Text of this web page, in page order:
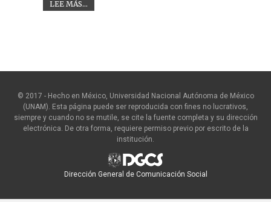
LEE MÁS...
© 2017 - Hecho en México, Universidad Nacional Autónoma de México
(UNAM). Esta página puede ser reproducida con fines no lucrativos,
siempre y cuando no se mutile, se cite la fuente completa y su dirección
electrónica. De otra forma, requiere permiso previo por escrito de la
institución.
Dirección General de Comunicación Social